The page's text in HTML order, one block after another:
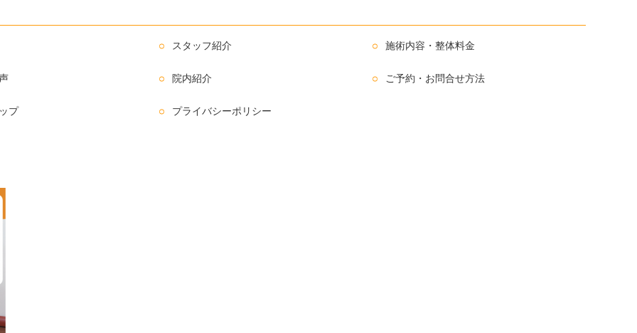
スタッフ紹介 施術内容・整体料金
院内紹介 ご予約・お問合せ方法
プ プライバシーポリシー